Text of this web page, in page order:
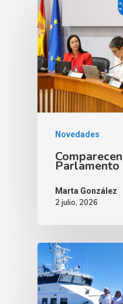
Novedades
Parlamento
Marta González
2 julio, 2026